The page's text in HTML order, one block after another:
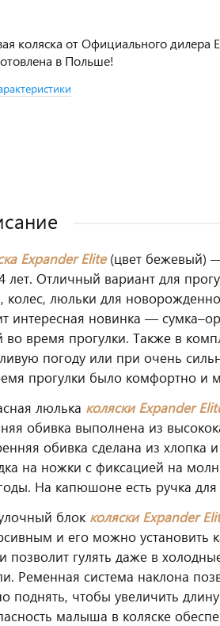
коляска от Официального дилера
в Польше!
Expander Elite(цвет бежевый) —
лет. Отличный вариант для
колес, люльки для
интересная новинка —
во время прогулки. Также в
погоду или при очень
прогулки было комфортно и
люлька коляски Expander
обивка выполнена из
обивка сделана из хлопка
на ножки с фиксацией на
На капюшоне есть ручка для
блок коляски Expander
и его можно установить
позволит гулять даже в
Ременная система наклона
поднять, чтобы увеличить
малыша в коляске